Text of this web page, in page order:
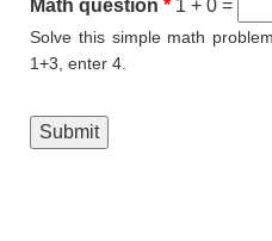
Math question * 1 + 0 =
Solve this simple math
1+3, enter 4.